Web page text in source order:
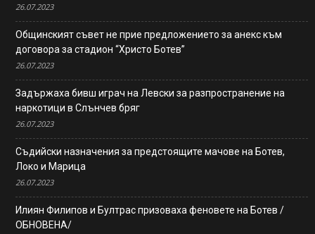
26.07.2023
Общинският съвет не прие предложението за анекс към
договора за стадион “Христо Ботев”
26.07.2023
Задържаха бивш играч на Левски за разпространение на
наркотици в Слънчев бряг
26.07.2023
Съдийски назначения за предстоящите мачове на Ботев,
Локо и Марица
26.07.2023
Илиян Филипов и Бултрас призоваха феновете на Ботев /
ОБНОВЕНА/